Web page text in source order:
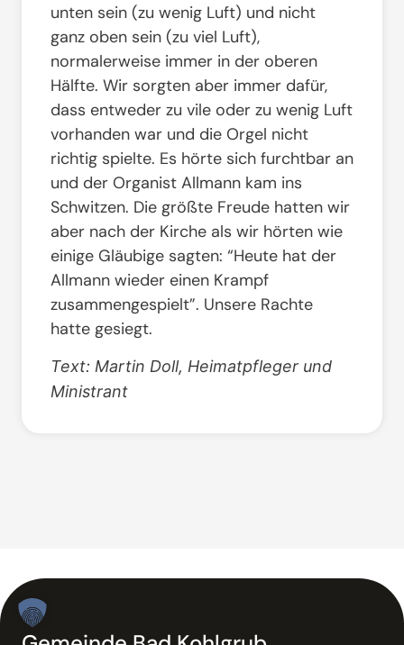
unten sein (zu wenig Luft) und nicht
ganz oben sein (zu viel Luft),
normalerweise immer in der oberen
Hälfte. Wir sorgten aber immer dafür,
dass entweder zu vile oder zu wenig Luft
vorhanden war und die Orgel nicht
richtig spielte. Es hörte sich furchtbar an
und der Organist Allmann kam ins
Schwitzen. Die größte Freude hatten wir
aber nach der Kirche als wir hörten wie
einige Gläubige sagten: “Heute hat der
Allmann wieder einen Krampf
zusammengespielt”. Unsere Rachte
hatte gesiegt.
Text: Martin Doll, Heimatpfleger und
Ministrant